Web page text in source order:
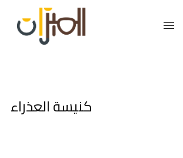
كنيسة العذراء